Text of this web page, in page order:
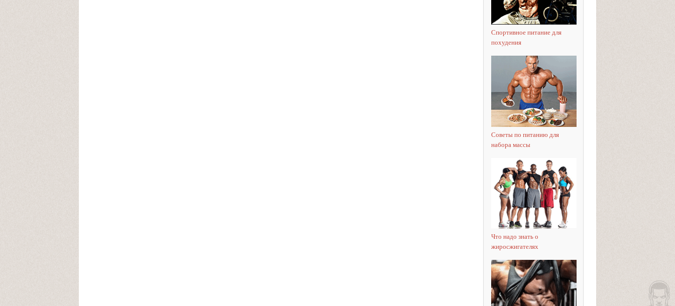
Спортивное питание для
похудения
Советы по питанию для
набора массы
Что надо знать о
жиросжигателях